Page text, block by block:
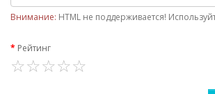
Внимание: HTML не поддерживается!
Рейтинг